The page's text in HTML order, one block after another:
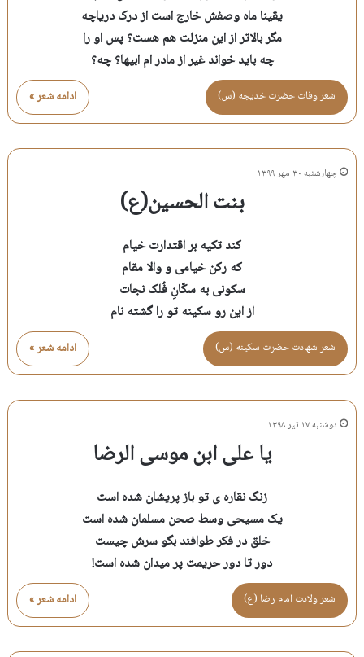
یقینا ماه وصفش خارج است از درک دریاچه
مگر بالاتر از این منزلت هم هست؟ پس او را
چه باید خواند غیر از مادر ام ابیها؟ چه؟
ادامه شعر » شعر وفات حضرت خديجه (س)
چهارشنبه ۳۰ مهر ۱۳۹۹
بنت الحسین(ع)
کند تکیه بر اقتدارت خیام
که رکن خیامی و والا مقام
سکونی به سکّانِ فُلک نجات
از این رو سکینه تو را گشته نام
ادامه شعر » شعر شهادت حضرت سكينه (س)
دوشنبه ۱۷ تیر ۱۳۹۸
یا علی ابن موسی الرضا
زنگ نقاره ی تو باز پریشان شده است
یک مسیحی وسط صحن مسلمان شده است
خلق در فکر طوافند بگو سرش چیست
دور تا دور حریمت پر میدان شده است!
ادامه شعر » شعر ولادت امام رضا (ع)